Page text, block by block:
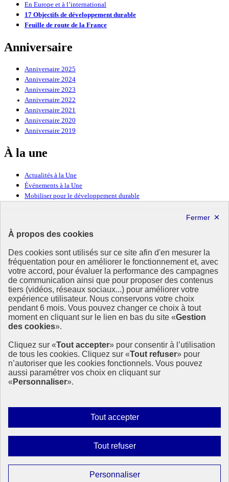
À propos des cookies
Des cookies sont utilisés sur ce site afin d'en mesurer la
fréquentation pour en améliorer le fonctionnement et, avec
votre accord, pour évaluer la performance des campagnes
de communication ainsi que pour proposer des contenus
tiers (vidéos, réseaux sociaux...) pour améliorer votre
expérience utilisateur. Nous conservons votre choix
pendant 6 mois. Vous pouvez changer ce choix à tout
moment en cliquant sur le lien en bas du site «Gestion
des cookies».
Cliquez sur «Tout accepter» pour consentir à l’utilisation
de tous les cookies. Cliquez sur «Tout refuser» pour
n’autoriser que les cookies fonctionnels. Vous pouvez
aussi paramétrer vos choix en cliquant sur
« Personnaliser».
Tout accepterAutoriser
tous
Tout refuserInterdire
tous
PersonnaliserParamétrer
En Europe et à l’international
17 Objectifs de développement durable
Feuille de route de la France
Anniversaire
Anniversaire 2025
Anniversaire 2024
Anniversaire 2023
Anniversaire 2022
Anniversaire 2021
Anniversaire 2020
Anniversaire 2019
À la une
Actualités à la Une
Événements à la Une
Mobiliser pour le développement durable
Ressources
Ressources
La Méth’ODD
Gouvernement
Ce site propose l’information de référence concernant l’Agenda
2030 et la feuille de route de la France. Il valorise la mobilisation de
tous les acteurs.
info.gouv.fr- ouvre une nouvelle fenêtre
service-public.fr - ouvre une nouvelle fenêtre
legifrance.gouv.fr- ouvre une nouvelle fenêtre
data.gouv.fr- ouvre une nouvelle fenêtre
Plan du site
Mentions légales
Sauf mention contraire, tous les contenus de ce site sont sous